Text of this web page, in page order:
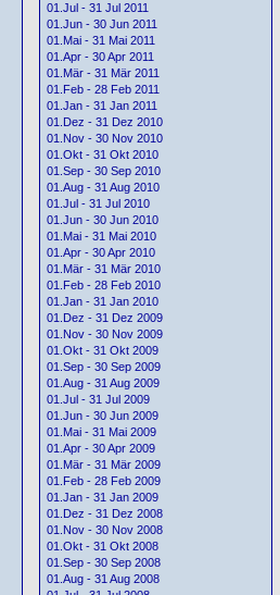
01.Jul - 31 Jul 2011
01.Jun - 30 Jun 2011
01.Mai - 31 Mai 2011
01.Apr - 30 Apr 2011
01.Mär - 31 Mär 2011
01.Feb - 28 Feb 2011
01.Jan - 31 Jan 2011
01.Dez - 31 Dez 2010
01.Nov - 30 Nov 2010
01.Okt - 31 Okt 2010
01.Sep - 30 Sep 2010
01.Aug - 31 Aug 2010
01.Jul - 31 Jul 2010
01.Jun - 30 Jun 2010
01.Mai - 31 Mai 2010
01.Apr - 30 Apr 2010
01.Mär - 31 Mär 2010
01.Feb - 28 Feb 2010
01.Jan - 31 Jan 2010
01.Dez - 31 Dez 2009
01.Nov - 30 Nov 2009
01.Okt - 31 Okt 2009
01.Sep - 30 Sep 2009
01.Aug - 31 Aug 2009
01.Jul - 31 Jul 2009
01.Jun - 30 Jun 2009
01.Mai - 31 Mai 2009
01.Apr - 30 Apr 2009
01.Mär - 31 Mär 2009
01.Feb - 28 Feb 2009
01.Jan - 31 Jan 2009
01.Dez - 31 Dez 2008
01.Nov - 30 Nov 2008
01.Okt - 31 Okt 2008
01.Sep - 30 Sep 2008
01.Aug - 31 Aug 2008